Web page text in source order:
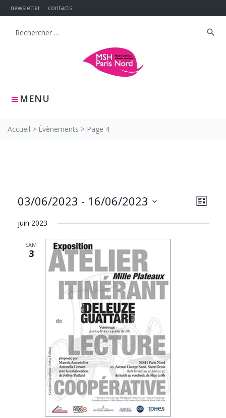
Skip
to
newsletter contacts
MENU
Search
search
Accueil > Évènements > Page 4
PAR
de
vues
LISTE
03/06/2023 - 16/06/2023
une
juin 2023
SAM
3